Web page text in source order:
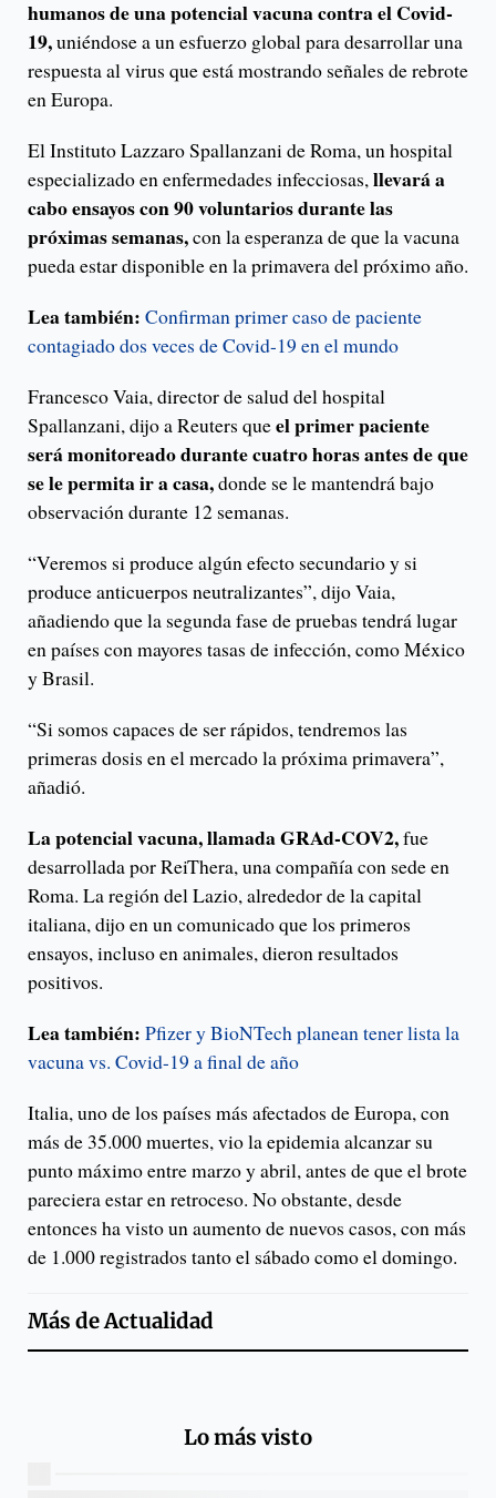
humanos de una potencial vacuna contra el Covid-
19,uniéndose a un esfuerzo global para desarrollar una
respuesta al virus que está mostrando señales de rebrote
en Europa.
El Instituto Lazzaro Spallanzani de Roma, un hospital
especializado en enfermedades infecciosas,llevará a
cabo ensayos con 90 voluntarios durante las
próximas semanas,con la esperanza de que la vacuna
pueda estar disponible en la primavera del próximo año.
Lea también: Confirman primer caso de paciente
contagiado dos veces de Covid-19 en el mundo
Francesco Vaia, director de salud del hospital
Spallanzani, dijo a Reuters queel primer paciente
será monitoreado durante cuatro horas antes de que
se le permita ir a casa,donde se le mantendrá bajo
observación durante 12 semanas.
“Veremos si produce algún efecto secundario y si
produce anticuerpos neutralizantes”, dijo Vaia,
añadiendo que la segunda fase de pruebas tendrá lugar
en países con mayores tasas de infección, como México
y Brasil.
“Si somos capaces de ser rápidos, tendremos las
primeras dosis en el mercado la próxima primavera”,
añadió.
La potencial vacuna, llamada GRAd-COV2,fue
desarrollada por ReiThera, una compañía con sede en
Roma. La región del Lazio, alrededor de la capital
italiana, dijo en un comunicado que los primeros
ensayos, incluso en animales, dieron resultados
positivos.
Lea también: Pfizer y BioNTech planean tener lista la
vacuna vs. Covid-19 a final de año
Italia, uno de los países más afectados de Europa, con
más de 35.000 muertes, vio la epidemia alcanzar su
punto máximo entre marzo y abril, antes de que el brote
pareciera estar en retroceso. No obstante, desde
entonces ha visto un aumento de nuevos casos, con más
de 1.000 registrados tanto el sábado como el domingo.
Más deActualidad
Lo más visto